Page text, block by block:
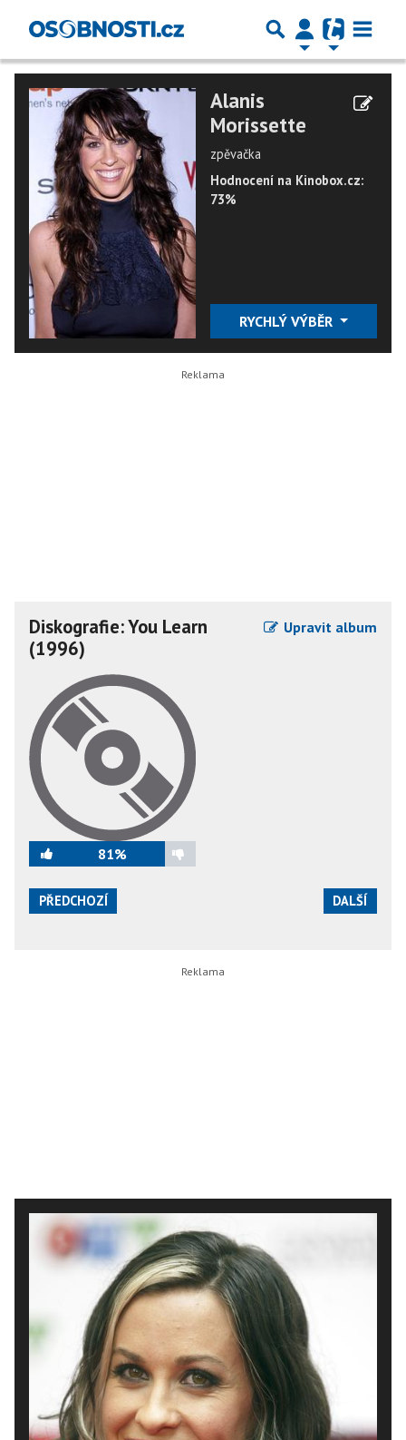
Alanis
Morissette
zpěvačka
Hodnocení na Kinobox.cz:
73%
RYCHLÝ VÝBĚR
Diskografie: You Learn
(1996)
Upravit album
81%
PŘEDCHOZÍ DALŠÍ